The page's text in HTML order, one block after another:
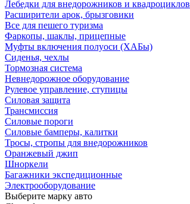
Лебедки для внедорожников и квадроциклов
Расширители арок, брызговики
Все для пешего туризма
Фаркопы, шаклы, прицепные
Муфты включения полуоси (ХАБы)
Сиденья, чехлы
Тормозная система
Невнедорожное оборудование
Рулевое управление, ступицы
Силовая защита
Трансмиссия
Силовые пороги
Силовые бамперы, калитки
Тросы, стропы для внедорожников
Оранжевый джип
Шноркели
Багажники экспедиционные
Электрооборудование
Выберите марку авто